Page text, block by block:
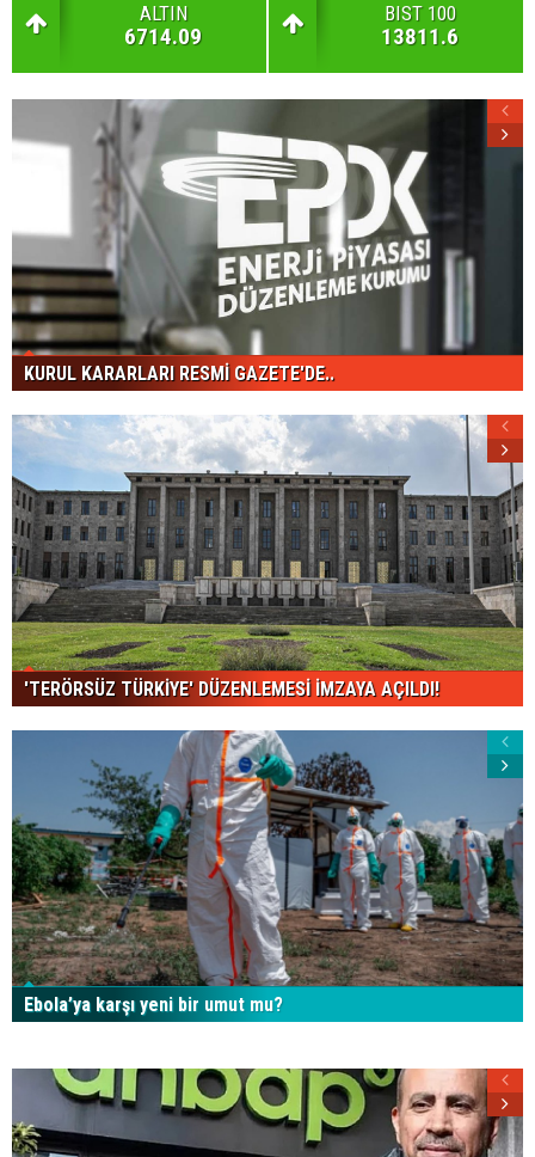
ALTIN
6714.09
BIST 100
13811.6
KURUL KARARLARI RESMİ GAZETE'DE..
'TERÖRSÜZ TÜRKİYE' DÜZENLEMESİ İMZAYA AÇILDI!
Ebola’ya karşı yeni bir umut mu?